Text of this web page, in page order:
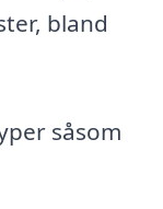
bland
såsom